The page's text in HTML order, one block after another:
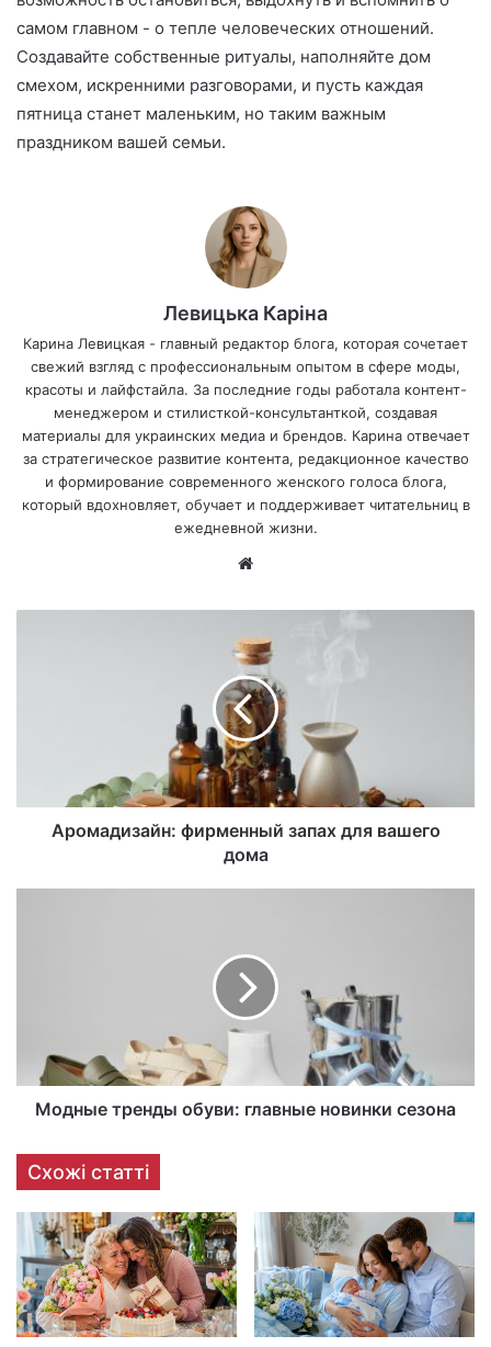
самом главном - о тепле человеческих отношений.
Создавайте собственные ритуалы, наполняйте дом
смехом, искренними разговорами, и пусть каждая
пятница станет маленьким, но таким важным
праздником вашей семьи.
Левицька Каріна
Карина Левицкая - главный редактор блога, которая сочетает
свежий взгляд с профессиональным опытом в сфере моды,
красоты и лайфстайла. За последние годы работала контент-
менеджером и стилисткой-консультанткой, создавая
материалы для украинских медиа и брендов. Карина отвечает
за стратегическое развитие контента, редакционное качество
и формирование современного женского голоса блога,
который вдохновляет, обучает и поддерживает читательниц в
ежедневной жизни.
Аромадизайн: фирменный запах для вашего
дома
Модные тренды обуви: главные новинки сезона
Схожі статті